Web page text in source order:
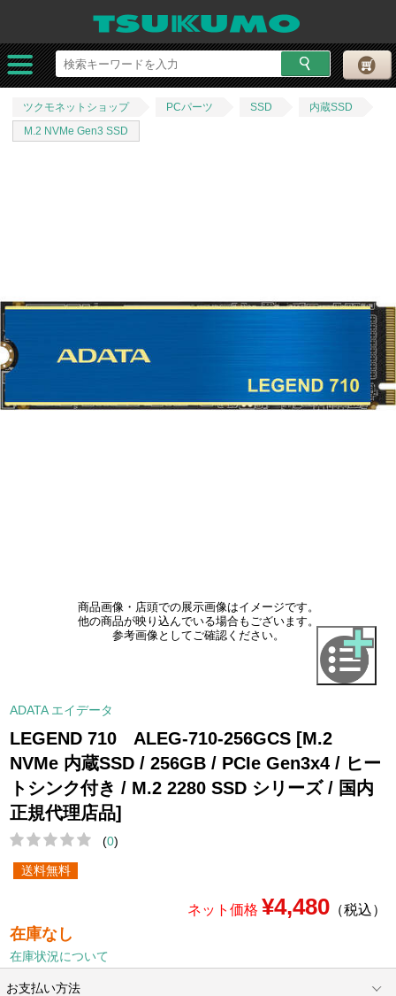
ツクモネットショップ PCパーツ SSD
内蔵SSD
M.2 NVMe Gen3 SSD
商品画像・店頭での展示画像はイメージです。
他の商品が映り込んでいる場合もございます。
参考画像としてご確認ください。
ADATA エイデータ
LEGEND 710 ALEG-710-256GCS [M.2
NVMe 内蔵SSD / 256GB / PCIe Gen3x4 / ヒー
トシンク付き / M.2 2280 SSD シリーズ / 国内
正規代理店品]
(0)
送料無料
ネット価格 ¥4,480（税込）
在庫なし
在庫状況について
お支払い方法